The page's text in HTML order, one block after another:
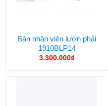
Bàn nhân viên lượn phải
1910BLP14
3.300.000₫